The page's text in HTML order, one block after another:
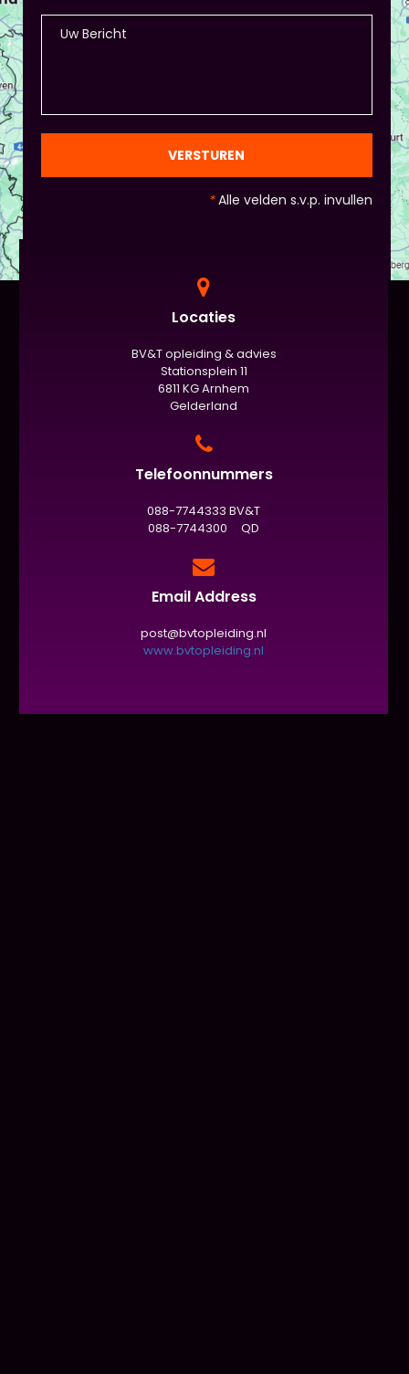
Piet of hij dit wil in plaats van een eindpresentatie
+ zorg ervoor dat de deelnemers wel hun
en die van Piet en vervolgens de deelnemers:
gezien de eindpresentaties van 5 minuten de
officiële/vaste werkvorm zijn. Voor beginners is het
nog met spiekbriefje). - Vergeet het
evaluatieformulier niet :)
VERSTUREN
*Alle velden s.v.p. invullen
Locaties
BV&T opleiding & advies
Stationsplein 11
6811 KG Arnhem
Gelderland
Telefoonnummers
088-7744333 BV&T
088-7744300 QD
Email Address
post@bvtopleiding.nl
www.bvtopleiding.nl